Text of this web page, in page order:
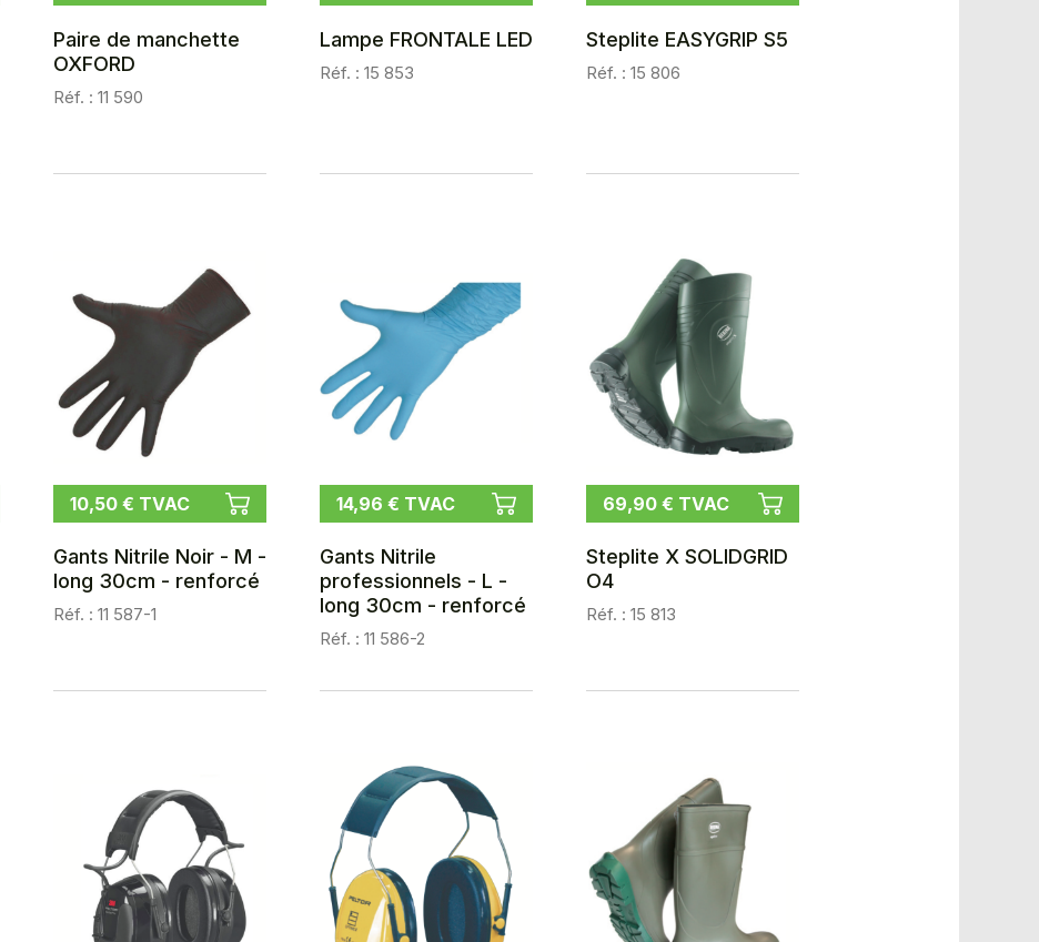
Paire de manchette
OXFORD
Réf. : 11 590
Lampe FRONTALE LED
Réf. : 15 853
Steplite EASYGRIP S5
Réf. : 15 806
10,50 € TVAC
Gants Nitrile Noir - M -
long 30cm - renforcé
Réf. : 11 587-1
14,96 € TVAC
Gants Nitrile
professionnels - L -
long 30cm - renforcé
Réf. : 11 586-2
69,90 € TVAC
Steplite X SOLIDGRID
O4
Réf. : 15 813